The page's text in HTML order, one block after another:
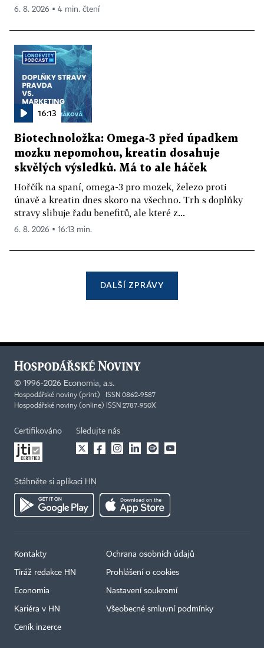
6. 8. 2026 ▪ 4 min. čtení
16:13
Biotechnoložka: Omega-3 před úpadkem
mozku nepomohou, kreatin dosahuje
skvělých výsledků. Má to ale háček
Hořčík na spaní, omega-3 pro mozek, železo proti
únavě a kreatin dnes skoro na všechno. Trh s doplňky
stravy slibuje řadu benefitů, ale které z...
6. 8. 2026 ▪ 16:13 min.
DALŠÍ ZPRÁVY
© 1996-2026 Economia, a.s.
Hospodářské noviny (print) ISSN 0862-9587
Hospodářské noviny (online) ISSN 2787-950X
Certifikováno Sledujte nás
Stáhněte si aplikaci HN
Kontakty
Tiráž redakce HN
Economia
Kariéra v HN
Ceník inzerce
Ochrana osobních údajů
Prohlášení o cookies
Nastavení soukromí
Všeobecné smluvní podmínky